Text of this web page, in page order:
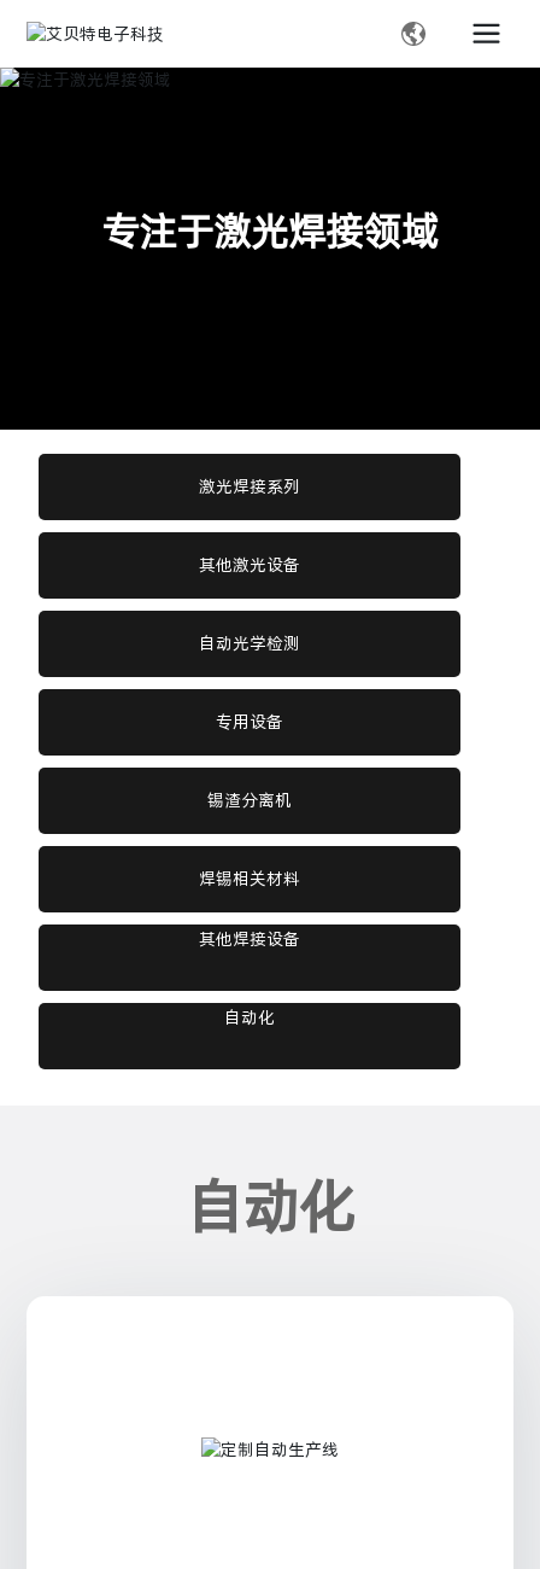
专注于激光焊接领域
激光焊接系列
其他激光设备
自动光学检测
专用设备
锡渣分离机
焊锡相关材料
其他焊接设备
自动化
自动化